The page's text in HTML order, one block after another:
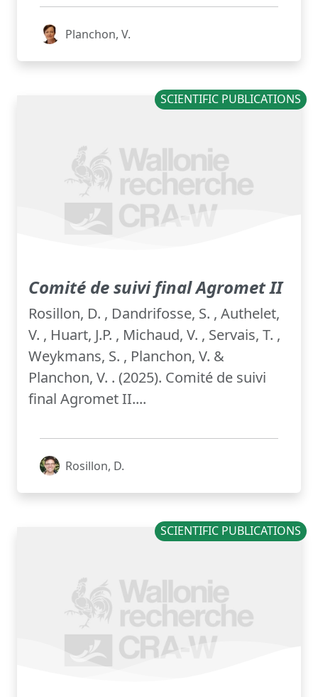
Planchon, V.
SCIENTIFIC PUBLICATIONS
Comité de suivi final Agromet II
Rosillon, D. , Dandrifosse, S. , Authelet,
V. , Huart, J.P. , Michaud, V. , Servais, T. ,
Weykmans, S. , Planchon, V. &
Planchon, V. . (2025). Comité de suivi
final Agromet II....
Rosillon, D.
SCIENTIFIC PUBLICATIONS